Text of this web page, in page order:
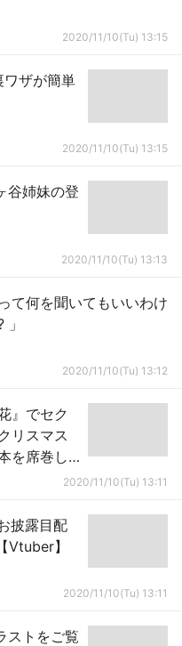
2020/11/10(Tu) 13:15
ワザが簡単
2020/11/10(Tu) 13:15
谷姉妹の登
2020/11/10(Tu) 13:13
て何を聞いてもいいわけ
2020/11/10(Tu) 13:12
』でセク
リスマス
を席巻し
2020/11/10(Tu) 13:11
披露目配
】
2020/11/10(Tu) 13:11
ストをご覧